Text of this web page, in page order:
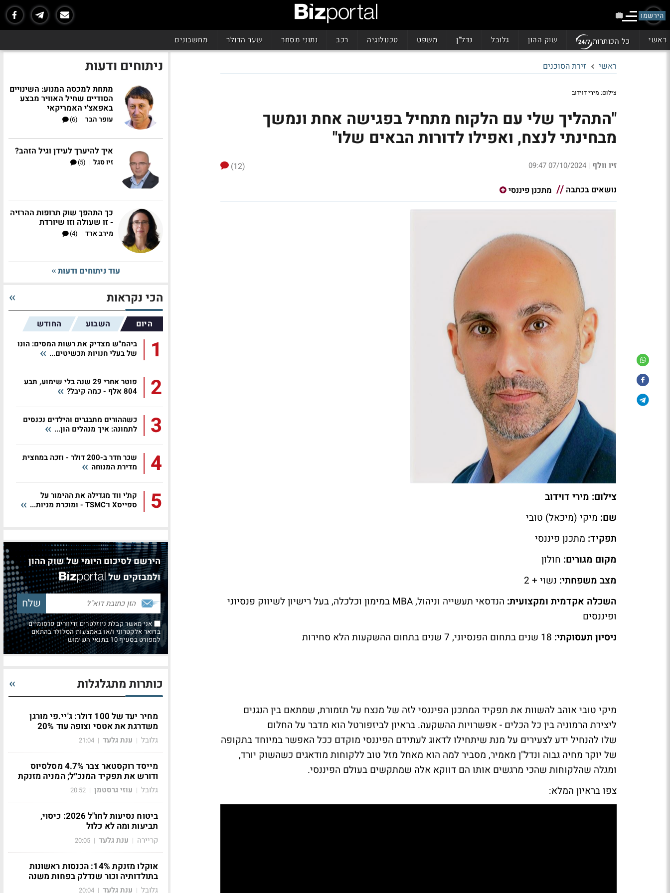
הירשמו
ראשי כל הכותרות שוק ההון גלובל נדל"ן משפט טכנולוגיה רכב נתוני מסחר שער הדולר מחשבונים
ראשי זירת הסוכנים
צילום: מירי דוידוב
"התהליך שלי עם הלקוח מתחיל בפגישה אחת ונמשך
מבחינתי לנצח, ואפילו לדורות הבאים שלו"
זיו וולף |
07/10/2024 09:47
(12)
נושאים בכתבה
מתכנן פיננסי
צילום: מירי דוידוב
שם: מיקי (מיכאל) טובי
תפקיד: מתכנן פיננסי
מקום מגורים: חולון
מצב משפחתי: נשוי + 2
השכלה אקדמית ומקצועית: הנדסאי תעשייה וניהול,MBA במימון וכלכלה, בעל רישיון לשיווק פנסיוני
ופיננסים
ניסיון תעסוקתי:
מיקי טובי אוהב להשוות את תפקיד המתכנן הפיננסי לזה של מנצח על תזמורת, שמתאם בין הנגנים
ליצירת הרמוניה בין כל הכלים - אפשרויות ההשקעה. בראיון לביזפורטל הוא מדבר על החלום
שלו להנחיל ידע לצעירים על מנת שיתחילו לדאוג לעתידם הפיננסי מוקדם ככל האפשר במיוחד בתקופה
של יוקר מחיה גבוה ונדל"ן מאמיר, מסביר למה הוא מאחל מזל טוב ללקוחות מודאגים כשהשוק יורד,
ומגלה שהלקוחות שהכי מרגשים אותו הם דווקא אלה שמתקשים בעולם הפיננסי.
צפו בראיון המלא:
ניתוחים ודעות
מתחת למכסה המנוע: השינויים
הסודיים שחיל האוויר מבצע
באפאצ'י האמריקאי
עופר הבר |
(6)
איך להיערך לעידן וגיל הזהב?
זיו סגל |
(5)
כך התהפך שוק תרופות ההרזיה
- זו שעולה וזו שיורדת
מירב ארד |
(4)
עוד ניתוחים ודעות
הכי נקראות
היום השבוע החודש
1
ביהמ"ש מצדיק את רשות המסים: הונו
של בעלי חנויות תכשיטים...
2
פוטר אחרי 29 שנה בלי שימוע, תבע
804 אלף - כמה קיבל?
3
כשההורים מתבגרים והילדים נכנסים
לתמונה: איך מנהלים הון...
4
שכר חדר ב-200 דולר - וזכה במחצית
מדירת המנוחה
5
קת׳י ווד מגדילה את ההימור על
ספייסX ו־TSMC - ומוכרת מניות...
הירשם לסיכום היומי של שוק ההון
ולמבזקים של
אני מאשר קבלת ניוזלטרים ודיוורים פרסומיים
בדואר אלקטרוני ו/או באמצעות הסלולר בהתאם
למפורט בסעיף 10 בתנאי השימוש
כותרות מתגלגלות
מחיר יעד של 100 דולר: ג'יי.פי מורגן
משדרגת את אטסי וצופה עוד 20%
גלובל | ענת גלעד |
21:04
מייסד רוקסטאר צבר 4.7% מסלסיוס
ודורש את תפקיד המנכ״ל; המניה מזנקת
גלובל | עוזי גרסטמן |
20:52
ביטוח נסיעות לחו"ל 2026: כיסוי,
תביעות ומה לא כלול
קריירה | ענת גלעד |
20:05
אוקלו מזנקת 14%: הכנסות ראשונות
בתולדותיה וכור שנדלק בפחות משנה
גלובל | ענת גלעד |
20:04